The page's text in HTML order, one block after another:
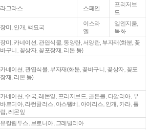
라그라스 스페인
프리저브
드
장미, 안개, 백묘국
이스라
엘
엘엔지움,
목화
장미, 카네이션, 관엽식물, 동양란, 서양란, 부자재(화분, 꽃
바구니, 꽃상자, 꽃포장재, 리본 등)
카네이션, 관엽식물, 부자재(화분, 꽃바구니, 꽃상자, 꽃포
장재, 리본 등)
카네이션, 수국, 레몬잎, 프리저브드, 골든볼, 다알리아, 부
바르디아, 라런큘러스, 아스텔베, 아이리스, 안개, 카라, 튤
립, 레몬잎
유칼립투스, 브로니아, 그레빌리아